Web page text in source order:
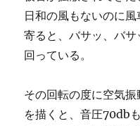
日和の風もないのに
寄ると、バサッ、バ
回っている。
その回転の度に空気
を描くと、音圧70db